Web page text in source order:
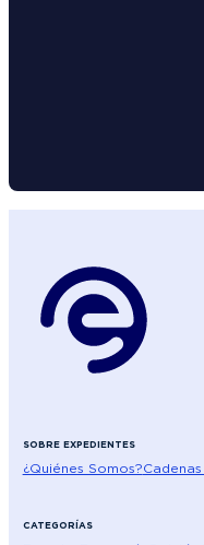
SOBRE EXPEDIENTES
¿Quiénes Somos?
CATEGORÍAS